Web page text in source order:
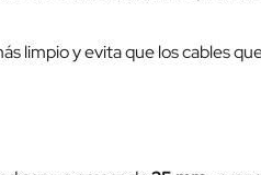
limpio y evita que los cables